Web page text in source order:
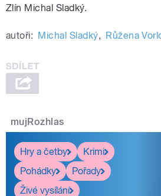
Zlín Michal Sladký.
autoři: Michal Sladký, Růžena
mujRozhlas
Hry a četby
Krimi
Pohádky
Pořady
Živé vysílání